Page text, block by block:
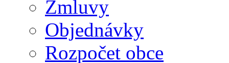
Zmluvy
Objednávky
Rozpočet obce